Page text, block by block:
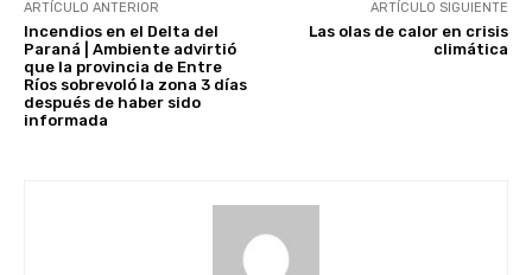
ARTÍCULO ANTERIOR
Incendios en el Delta del
Paraná | Ambiente advirtió
que la provincia de Entre
Ríos sobrevoló la zona 3 días
después de haber sido
informada
ARTÍCULO SIGUIENTE
Las olas de calor en crisis
climática